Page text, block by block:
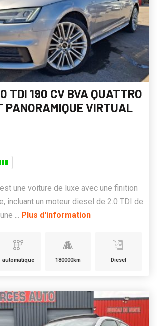
TDI 190 CV BVA QUATTRO
PANORAMIQUE VIRTUAL
une voiture de luxe avec une finition
incluant un moteur diesel de 2.0 TDI de
... Plus d'information
automatique 180000km Diesel